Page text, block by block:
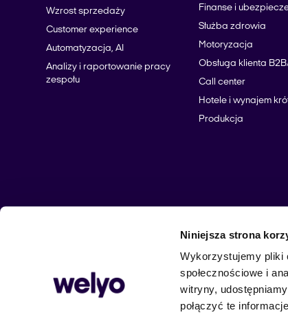
Niniejsza strona
Wykorzystujemy pliki
społecznościowe i
witryny,
połączyć te
Wzrost sprzedaży
Customer experience
Automatyzacja, AI
Analizy i raportowanie pracy
zespołu
Finanse i
Służba zdrowia
Motoryzacja
Obsługa klienta
Call center
Hotele i wynajem
Produkcja
Zgody Marketingowe